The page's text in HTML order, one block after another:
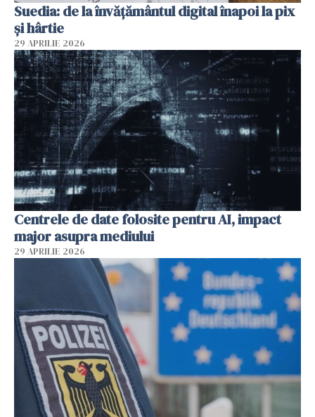
Suedia: de la învățământul digital înapoi la pix
și hârtie
29 APRILIE 2026
Centrele de date folosite pentru AI, impact
major asupra mediului
29 APRILIE 2026